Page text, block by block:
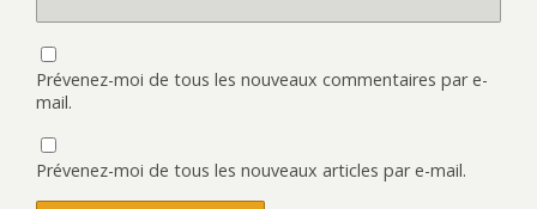
Prévenez-moi de tous les nouveaux commentaires par e-
mail.
Prévenez-moi de tous les nouveaux articles par e-mail.